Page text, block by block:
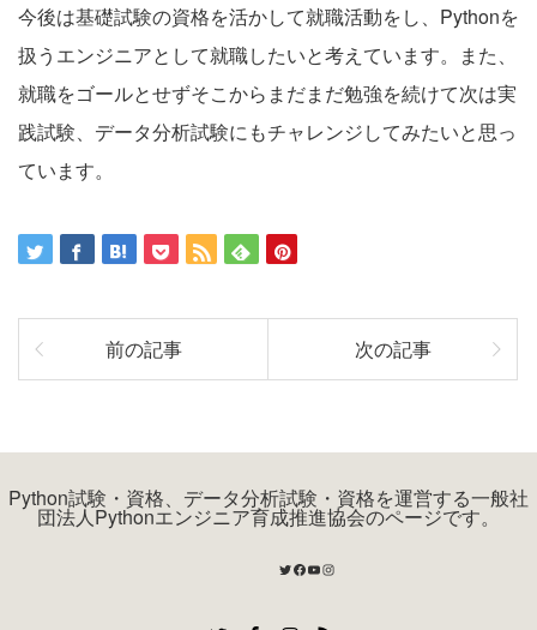
今後は基礎試験の資格を活かして就職活動をし、Pythonを
扱うエンジニアとして就職したいと考えています。また、
就職をゴールとせずそこからまだまだ勉強を続けて次は実
践試験、データ分析試験にもチャレンジしてみたいと思っ
ています。
前の記事 次の記事
Python試験・資格、データ分析試験・資格を運営する一般社
団法人Pythonエンジニア育成推進協会のページです。
Twitter
Facebook
YouTube
Instagram
RSS